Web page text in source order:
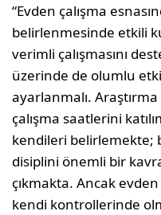
“Evden çalışma
belirlenmesinde etkili
verimli çalışmasını
üzerinde de olumlu
ayarlanmalı.
çalışma saatlerini
kendileri belirlemekte;
disiplini önemli bir
çıkmakta. Ancak
kendi kontrollerinde